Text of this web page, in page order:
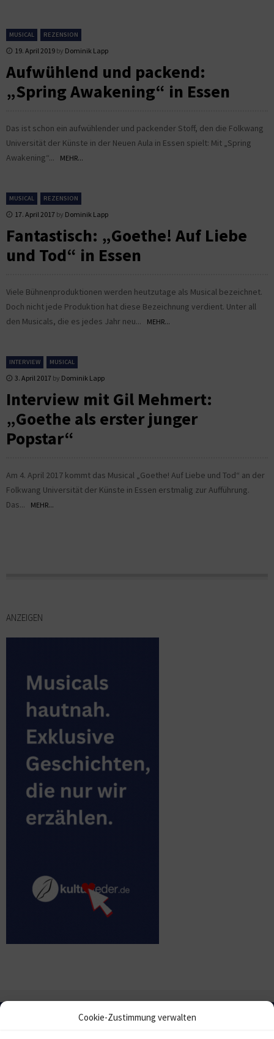
Cookie-Zustimmung verwalten
MUSICAL REZENSION
19. April 2019 by Dominik Lapp
Aufwühlend und packend:
„Spring Awakening“ in Essen
Das ist schon ein aufwühlender und packender Stoff, den die Folkwang
Universität der Künste in der Neuen Aula in Essen spielt: Mit „Spring
Awakening“...
MEHR...
MUSICAL REZENSION
17. April 2017 by Dominik Lapp
Fantastisch: „Goethe! Auf Liebe
und Tod“ in Essen
Viele Bühnenproduktionen werden heutzutage als Musical bezeichnet.
Doch nicht jede Produktion hat diese Bezeichnung verdient. Unter all
den Musicals, die es jedes Jahr neu...
MEHR...
INTERVIEW MUSICAL
3. April 2017 by Dominik Lapp
Interview mit Gil Mehmert:
„Goethe als erster junger
Popstar“
Am 4. April 2017 kommt das Musical „Goethe! Auf Liebe und Tod“ an der
Folkwang Universität der Künste in Essen erstmalig zur Aufführung.
Das...
MEHR...
ANZEIGEN